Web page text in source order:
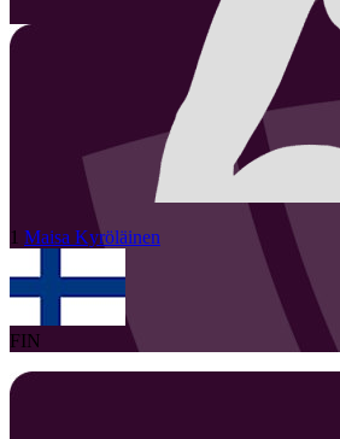
1 Maisa Kyröläinen
FIN